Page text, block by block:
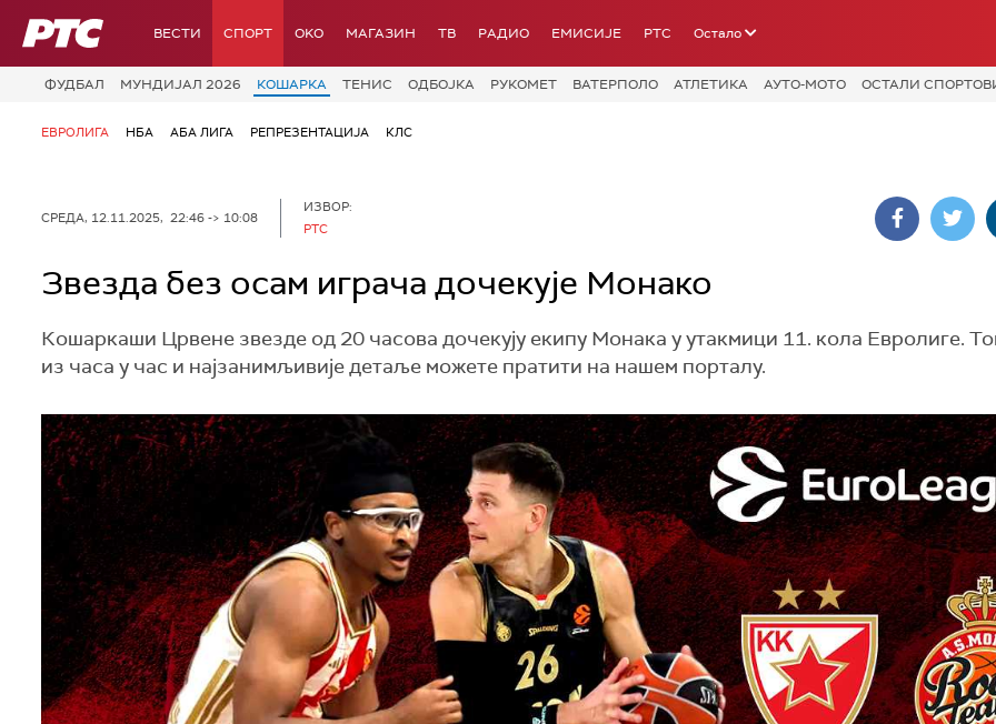
РТС ВЕСТИ СПОРТ OKO МАГАЗИН ТВ РАДИО ЕМИСИЈЕ РТС Остало
ФУДБАЛ МУНДИЈАЛ 2026 КОШАРКА ТЕНИС ОДБОЈКА РУКОМЕТ ВАТЕРПОЛО АТЛЕТИКА АУТО-МОТО ОСТАЛИ
ЕВРОЛИГА НБА АБА ЛИГА РЕПРЕЗЕНТАЦИЈА КЛС
СРЕДА, 12.11.2025, 22:46 -> 10:08
ИЗВОР:
РТС
Звезда без осам играча дочекује Монако
Кошаркаши Црвене звезде од 20 часова дочекују екипу Монака у утакмици 11. кола Евролиге.
из часа у час и најзанимљивије детаље можете пратити на нашем порталу.